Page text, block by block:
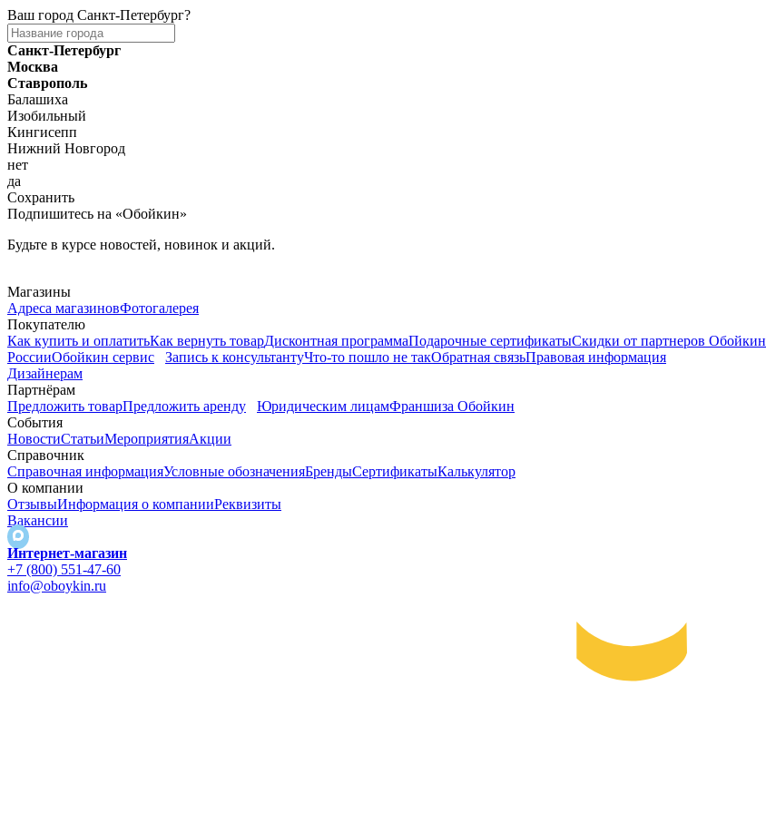
Ваш город Санкт-Петербург?
Санкт-Петербург
Москва
Ставрополь
Балашиха
Изобильный
Кингисепп
Нижний Новгород
нет
да
Сохранить
Подпишитесь на «Обойкин»
Будьте в курсе новостей, новинок и акций.
Магазины
Адреса магазиновФотогалерея
Покупателю
Как купить и оплатитьКак вернуть товарДисконтная программаПодарочные сертификатыСкидки от партнеров Обойкин
РоссииОбойкин сервис Запись к консультантуЧто-то пошло не такОбратная связьПравовая информация
Дизайнерам
Партнёрам
Предложить товарПредложить аренду Юридическим лицамФраншиза Обойкин
События
НовостиСтатьиМероприятияАкции
Справочник
Справочная информацияУсловные обозначенияБрендыСертификатыКалькулятор
О компании
ОтзывыИнформация о компанииРеквизиты
Вакансии
Интернет-магазин
+7 (800) 551-47-60
info@oboykin.ru